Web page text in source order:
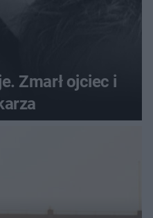
Zmarł ojciec i